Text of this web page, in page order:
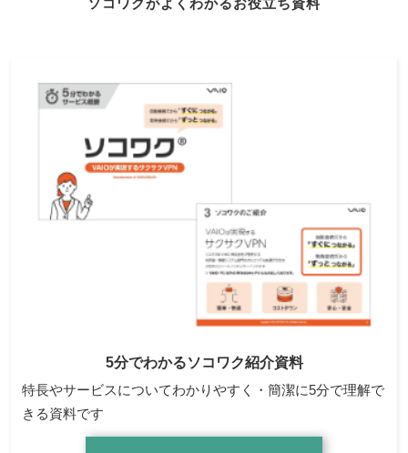
5分でわかるソコワク紹介資料
特長やサービスについてわかりやすく・簡潔に5分で理解で
きる資料です